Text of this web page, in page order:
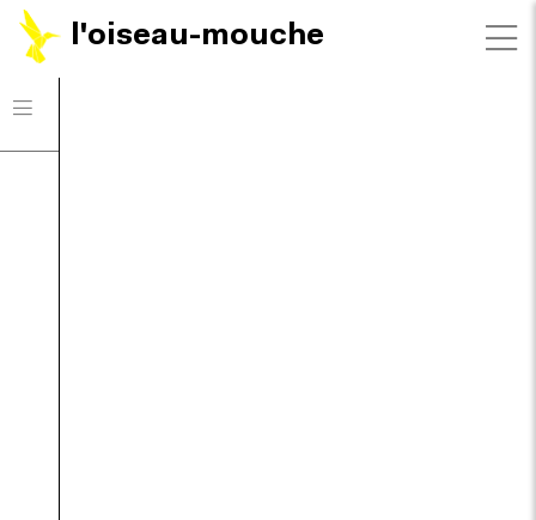
l'oiseau-mouche